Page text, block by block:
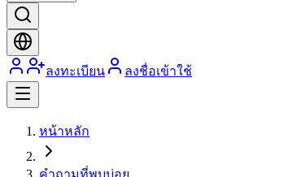
ลงทะเบียน ลงชื่อเข้าใช้
หน้าหลัก
คำถามที่พบบ่อย